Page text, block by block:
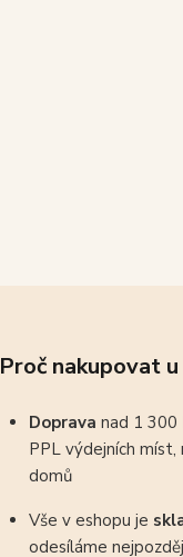
Proč nakupovat u
Doprava nad 1 300
PPL výdejních míst,
domů
Vše v eshopu je
odesíláme